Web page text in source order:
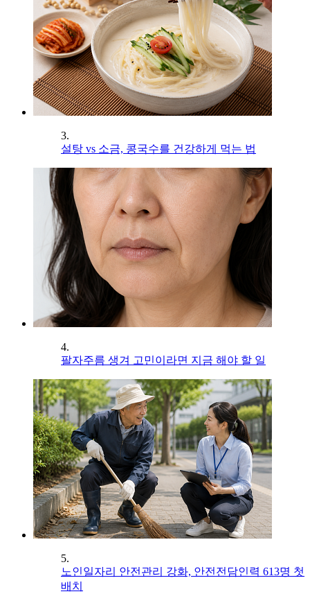
3.
설탕 vs 소금, 콩국수를 건강하게 먹는 법
4.
팔자주름 생겨 고민이라면 지금 해야 할 일
5.
노인일자리 안전관리 강화, 안전전담인력 613명 첫
배치